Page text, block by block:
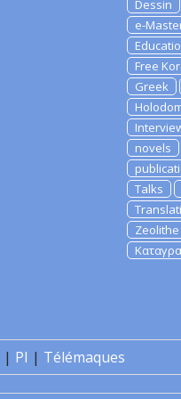
Dessin
e-
Free
Greek
novels
Talks
Zeolithe
| PI | Télémaques